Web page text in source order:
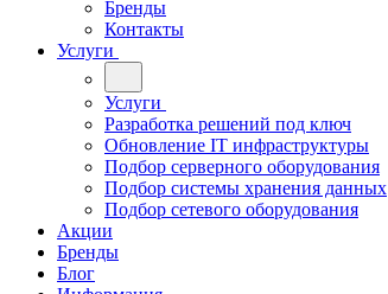
Бренды
Контакты
Услуги
Услуги
Разработка решений под ключ
Обновление IT инфраструктуры
Подбор серверного оборудования
Подбор системы хранения данных
Подбор сетевого оборудования
Акции
Бренды
Блог